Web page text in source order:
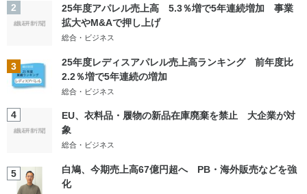
2
25年度アパレル売上高 5.3％増で5年連続増加 事業
拡大やM&Aで押し上げ
総合・ビジネス
3
25年度レディスアパレル売上高ランキング 前年度比
2.2％増で5年連続の増加
総合・ビジネス
4
EU、衣料品・履物の新品在庫廃棄を禁止 大企業が対
象
総合・ビジネス
5
白鳩、今期売上高67億円超へ PB・海外販売などを強
化